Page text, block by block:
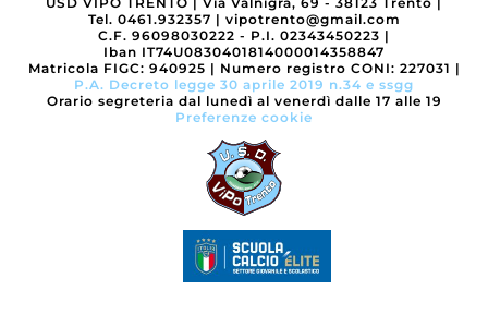
Tel. 0461.932357 | vipotrento@gmail.com
C.F. 96098030222 - P.I. 02343450223 |
Iban IT74U0830401814000014358847
Matricola FIGC: 940925 | Numero registro CONI: 227031 |
P.A. Decreto legge 30 aprile 2019 n.34 e ssgg
Orario segreteria dal lunedì al venerdì dalle 17 alle 19
Preferenze cookie